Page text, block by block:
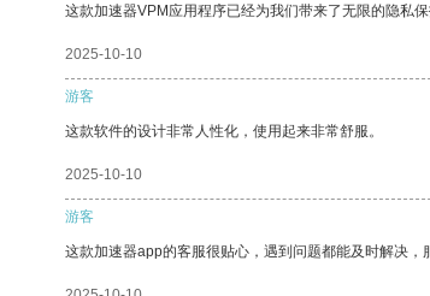
这款加速器VPM应用程序已经为我们带来了无限的隐私保
2025-10-10
游客
这款软件的设计非常人性化，使用起来非常舒服。
2025-10-10
游客
这款加速器app的客服很贴心，遇到问题都能及时解决，